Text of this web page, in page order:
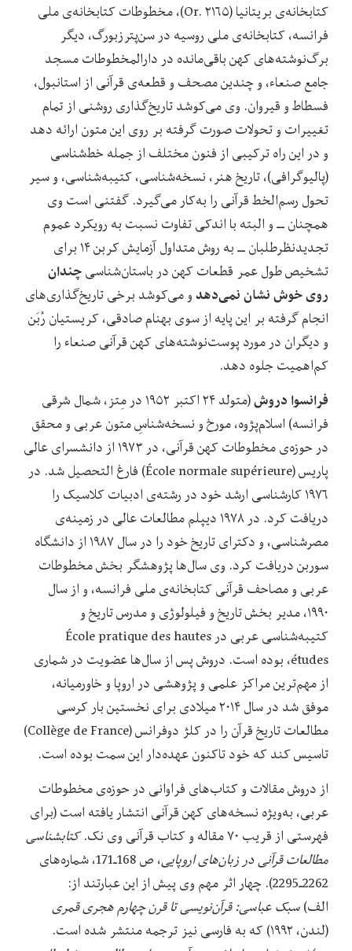
کتابخانه‌ی بریتانیا (Or. ۲۱۶۵)، مخطوطات کتابخانه‌ی ملی
فرانسه، کتابخانه‌ی ملی روسیه در سن‌پترزبورگ، دیگر
برگ‌نوشته‌های کهن باقی‌مانده در دارالمخطوطات مسجد
جامع صنعاء، و چندین مصحف و قطعه‌ی قرآنی از استانبول،
فسطاط و قیروان. وی می‌کوشد تاریخ‌گذاری روشنی از تمام
تغییرات و تحولات صورت گرفته بر روی این متون ارائه دهد
و در این راه ترکیبی از فنون مختلف از جمله خط‌شناسی
(پالیوگرافی)، تاریخ هنر، نسخه‌شناسی، کتیبه‌شناسی، و سیر
تحول رسم‌الخط قرآنی را به‌کار می‌گیرد. گفتنی است وی
همچنان ــ و البته با اندکی تفاوت نسبت به رویکرد عموم
تجدیدنظرطلبان ــ به روش متداول آزمایش کربن ۱۴ برای
تشخیص طول عمر قطعات کهن در باستان‌شناسیچندان
روی خوش نشان نمی‌دهدو می‌کوشد برخی تاریخ‌گذاری‌های
انجام گرفته بر این پایه از سوی بهنام صادقی، کریستیان رُبَن
و دیگران در مورد پوست‌نوشته‌های کهن قرآنی صنعاء را
کم‌اهمیت جلوه دهد.
فرانسوا دروش
(متولد ۲۴ اکتبر ۱۹۵۲ در مِتز، شمال شرقی
فرانسه) اسلام‌پژوه، مورخ و نسخه‌شناسِ متون عربی و محقق
در حوزه‌ی مخطوطات کهن قرآنی، در ۱۹۷۳ از دانشسرای عالی
پاریس (École normale supérieure) فارغ التحصیل شد. در
۱۹۷۶ کارشناسی ارشد خود در رشته‌ی ادبیات کلاسیک را
دریافت کرد. در ۱۹۷۸ دیپلم مطالعات عالی در زمینه‌ی
مصرشناسی، و دکترای تاریخ خود را در سال ۱۹۸۷ از دانشگاه
سوربن دریافت کرد. وی سال‌ها پژوهشگر بخش مخطوطات
عربی و مصاحف قرآنی کتابخانه‌ی ملی فرانسه، و از سال
۱۹۹۰، مدیر بخش تاریخ و فیلولوژی و مدرس تاریخ و
کتیبه‌شناسی عربی در École pratique des hautes
études، بوده است. دروش پس از سال‌ها عضویت در شماری
از مهم‌ترین مراکز علمی و پژوهشی در اروپا و خاورمیانه،
موفق شد در سال ۲۰۱۴ میلادی برای نخستین بار کرسی
مطالعات تاریخ قرآن را در کلژ دوفرانس (Collège de France)
تاسیس کند که خود تاکنون عهده‌دار این سمت بوده است.
از دروش مقالات و کتاب‌های فراوانی در حوزه‌ی مخطوطات
عربی، به‌ویژه نسخه‌های کهن قرآنی انتشار یافته است (برای
فهرستی از قریب ۷۰ مقاله و کتاب قرآنی وی نک.
کتابشناسی
مطالعات قرآنی در زبان‌های اروپایی
، ص 168ـ171، شماره‌های
2262ـ2295). چهار اثر مهم وی پیش از این عبارتند از:
الف)سبک عباسی: قرآن‌نویسی تا قرن چهارم هجری قمری
(لندن، ۱۹۹۲) که به فارسی نیز ترجمه منتشر شده است.